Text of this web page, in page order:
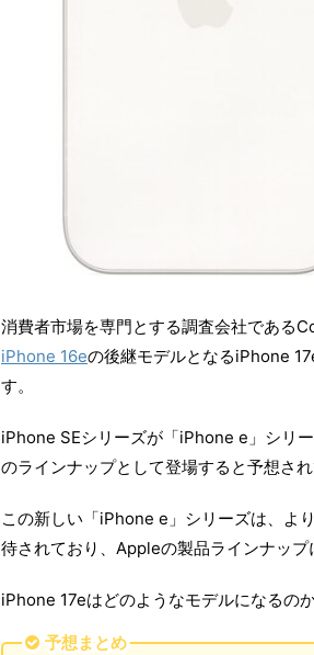
消費者市場を専門とする調査会社である
iPhone 16eの後継モデルとなるiPhone
す。
iPhone SEシリーズが「iPhone e」シリ
のラインナップとして登場すると予想され
この新しい「iPhone e」シリーズは、よ
待されており、Appleの製品ラインナップ
iPhone 17eはどのようなモデルになるの
予想まとめ